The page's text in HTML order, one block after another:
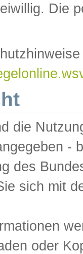
Die
die
-
des
sich mit
oder